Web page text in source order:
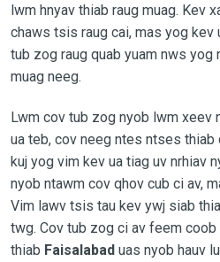
lwm hnyav thiab raug muag. Kev
chaws tsis raug cai, mas yog kev
tub zog raug quab yuam nws yog
muag neeg.
Lwm cov tub zog nyob lwm xeev
ua teb, cov neeg ntes ntses thiab
kuj yog vim kev ua tiag uv nrhiav
nyob ntawm cov qhov cub ci av,
Vim lawv tsis tau kev ywj siab
twg. Cov tub zog ci av feem coob
thiab Faisalabaduas nyob hauv